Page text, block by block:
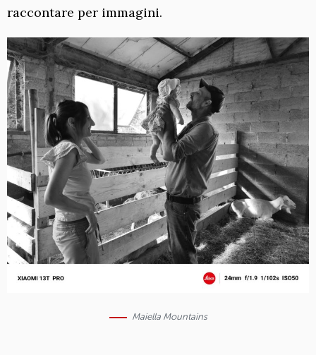
raccontare per immagini.
Maiella Mountains